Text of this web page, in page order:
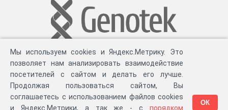
Мы используем cookies и Яндекс.Метрику. Это
позволяет нам анализировать взаимодействие
посетителей с сайтом и делать его лучше.
Продолжая пользоваться сайтом, Вы
соглашаетесь с использованием файлов cookies
и Яндекс.Метрики, а так же - с порядком
ОК